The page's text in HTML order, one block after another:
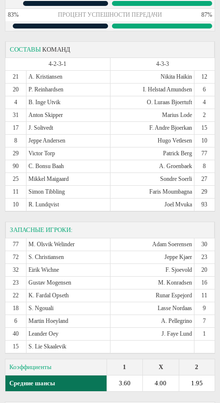
83% ПРОЦЕНТ УСПЕШНОСТИ ПЕРЕДАЧИ 87%
СОСТАВЫ КОМАНД
4-2-3-1
4-3-3
21
A. Kristiansen Nikita Haikin
12
20
P. Reinhardsen I. Helstad Amundsen
6
4
B. Inge Utvik O. Luraas Bjoertuft
4
31
Anton Skipper Marius Lode
2
17
J. Soltvedt F. Andre Bjoerkan
15
8
Jeppe Andersen Hugo Vetlesen
10
29
Victor Torp Patrick Berg
77
90
C. Bonsu Baah A. Groenbaek
8
25
Mikkel Maigaard Sondre Soerli
27
11
Simon Tibbling Faris Moumbagna
29
10
R. Lundqvist Joel Mvuka 93
ЗАПАСНЫЕ ИГРОКИ:
77 M. Olsvik Welinder Adam Soerensen
30
72
S. Christiansen Jeppe Kjaer
23
32
Eirik Wichne F. Sjoevold
20
23
Gustav Mogensen M. Konradsen
16
22
K. Fardal Opseth Runar Espejord
11
18
S. Ngouali Lasse Nordaas
9
6
Martin Hoeyland A. Pellegrino
7
40
Leander Oey J. Faye Lund
1
15
S. Lie Skaalevik
Коэффициенты 2
X
1
Средние шансы 1.95
4.00
3.60